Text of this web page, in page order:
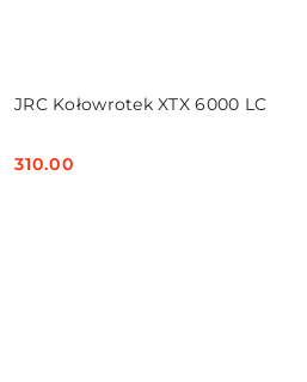
JRC Kołowrotek XTX 6000 LC
Cena:
310.00